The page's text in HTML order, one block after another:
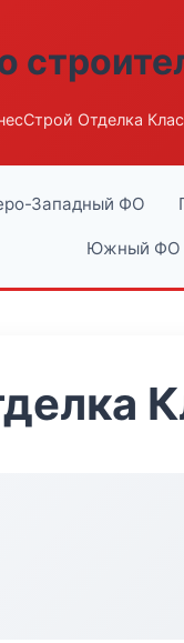
Отделка
Западный ФО
Южный ФО